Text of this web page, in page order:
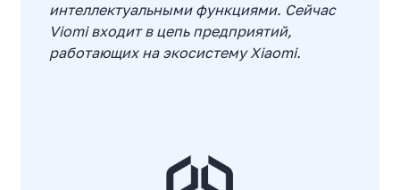
интеллектуальными функциями. Сейчас
Viomi входит в цепь предприятий,
работающих на экосистему Xiaomi.